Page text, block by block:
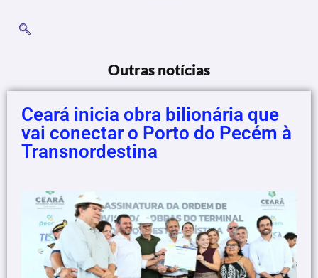
Outras notícias
Ceará inicia obra bilionária que
vai conectar o Porto do Pecém à
Transnordestina